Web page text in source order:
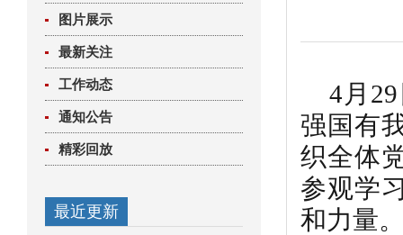
图片展示
最新关注
工作动态
通知公告
精彩回放
最近更新
4月
强国有
织全体
参观学
和力量